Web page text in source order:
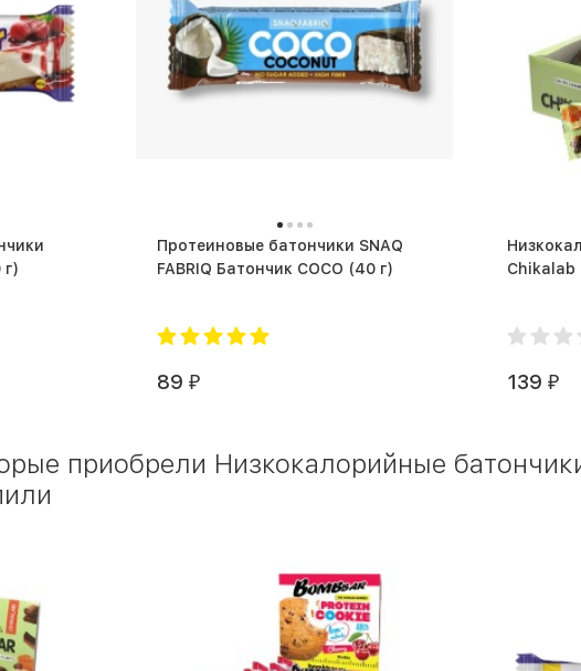
Bar (60 г)
Протеиновые батончики SNAQ
FABRIQ Батончик COCO (40 г)
89 ₽ 139 ₽
приобрели Низкокалорийные